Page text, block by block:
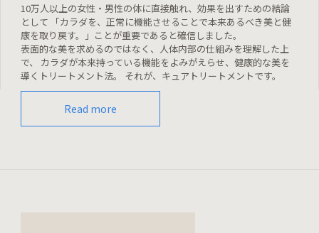
10万人以上の女性・男性の体に直接触れ、効果を出すための結論
として 「カラダを、正常に機能させることで本来あるべき美と健
康を取り戻す。」ことが重要であると確信しました。
表面的な美を求めるのではなく、人体内部の仕組みを理解した上
で、 カラダが本来持っている機能をよみがえらせ、健康的な美を
導くトリートメント法。 それが、キュアトリートメントです。
Read more